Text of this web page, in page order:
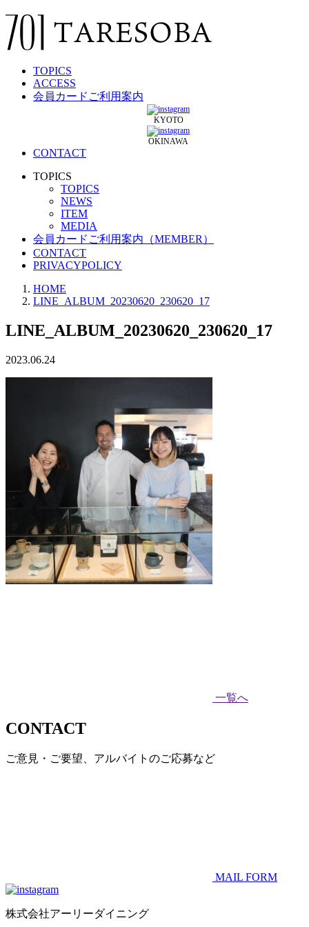
TOPICS
ACCESS
会員カードご利用案内
KYOTO
OKINAWA
CONTACT
TOPICS
TOPICS
NEWS
ITEM
MEDIA
会員カードご利用案内（MEMBER）
CONTACT
PRIVACYPOLICY
HOME
LINE_ALBUM_20230620_230620_17
LINE_ALBUM_20230620_230620_17
2023.06.24
一覧へ
CONTACT
ご意見・ご要望、アルバイトのご応募など
MAIL FORM
株式会社アーリーダイニング